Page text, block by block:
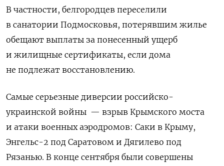
В частности, белгородцев переселили
в санатории Подмосковья, потерявшим жилье
обещают выплаты за понесенный ущерб
и жилищные сертификаты, если дома
не подлежат восстановлению.
Самые серьезные диверсии российско-
украинской войны — взрыв Крымского моста
и атаки военных аэродромов: Саки в Крыму,
Энгельс-2 под Саратовом и Дягилево под
Рязанью. В конце сентября были совершены